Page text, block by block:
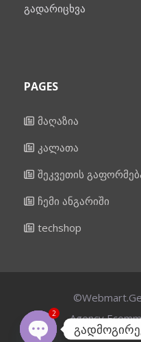
გადარიცხვა
PAGES
მაღაზია
კალათა
შეკვეთის
ჩემი ანგარიში
techshop
Agency
2